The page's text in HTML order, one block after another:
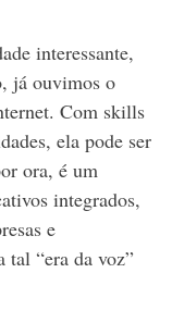
interessante,
já ouvimos o
Com skills
ela pode ser
ora, é um
integrados,
e
tal “era da voz”